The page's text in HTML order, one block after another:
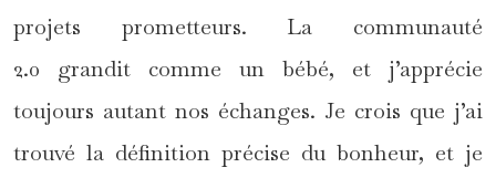
projets prometteurs. La communauté
2.0 grandit comme un bébé, et j’apprécie
toujours autant nos échanges. Je crois que j’ai
trouvé la définition précise du bonheur, et je